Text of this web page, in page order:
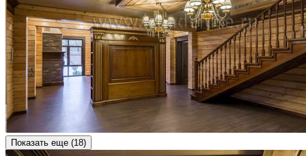
Показать еще (18)